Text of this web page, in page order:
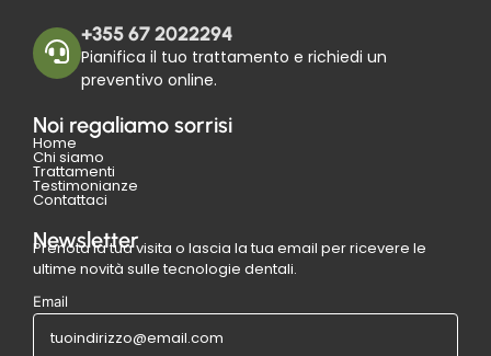
+355 67 2022294
Pianifica il tuo trattamento e richiedi un
preventivo online.
Noi regaliamo sorrisi
Home
Chi siamo
Trattamenti
Testimonianze
Contattaci
Newsletter
Prenota la tua visita o lascia la tua email per ricevere le
ultime novità sulle tecnologie dentali.
Email